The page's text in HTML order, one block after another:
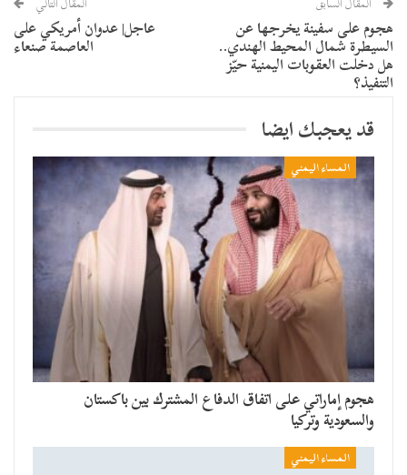
هجوم على سفينة يخرجها عن
السيطرة شمال المحيط الهندي..
هل دخلت العقوبات اليمنية حيّز
التنفيذ؟
عاجل| عدوان أمريكي على
العاصمة صنعاء
قد يعجبك ايضا
المساء اليمني
هجوم إماراتي على اتفاق الدفاع المشترك بين باكستان
والسعودية وتركيا
المساء اليمني